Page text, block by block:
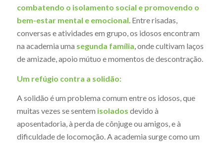
combatendo o isolamento social e promovendo o
bem-estar mental e emocional. Entre risadas,
conversas e atividades em grupo, os idosos encontram
na academia uma segunda família, onde cultivam laços
de amizade, apoio mútuo e momentos de descontração.
Um refúgio contra a solidão:
A solidão é um problema comum entre os idosos, que
muitas vezes se sentem isolados devido à
aposentadoria, à perda de cônjuge ou amigos, e à
dificuldade de locomoção. A academia surge como um